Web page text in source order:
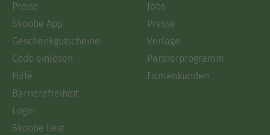
Preise
Skoobe App
Geschenkgutscheine
Code einlösen
Hilfe
Barrierefreiheit
Login
Skoobe liest
Jobs
Presse
Verlage
Partnerprogramm
Firmenkunden